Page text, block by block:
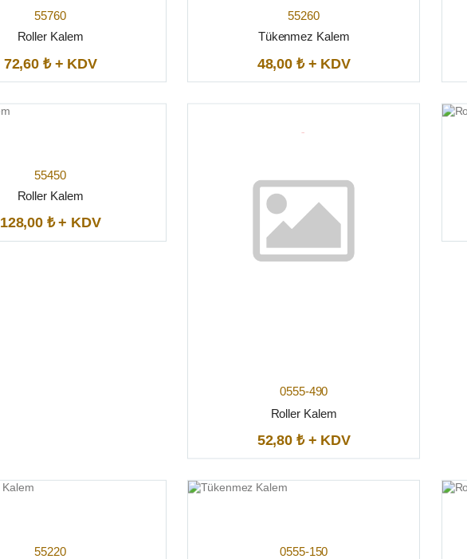
55760
Roller Kalem
72,60 ₺ + KDV
55260
Tükenmez Kalem
48,00 ₺ + KDV
55450
Roller Kalem
128,00 ₺ + KDV
0555-490
Roller Kalem
52,80 ₺ + KDV
55220 0555-150